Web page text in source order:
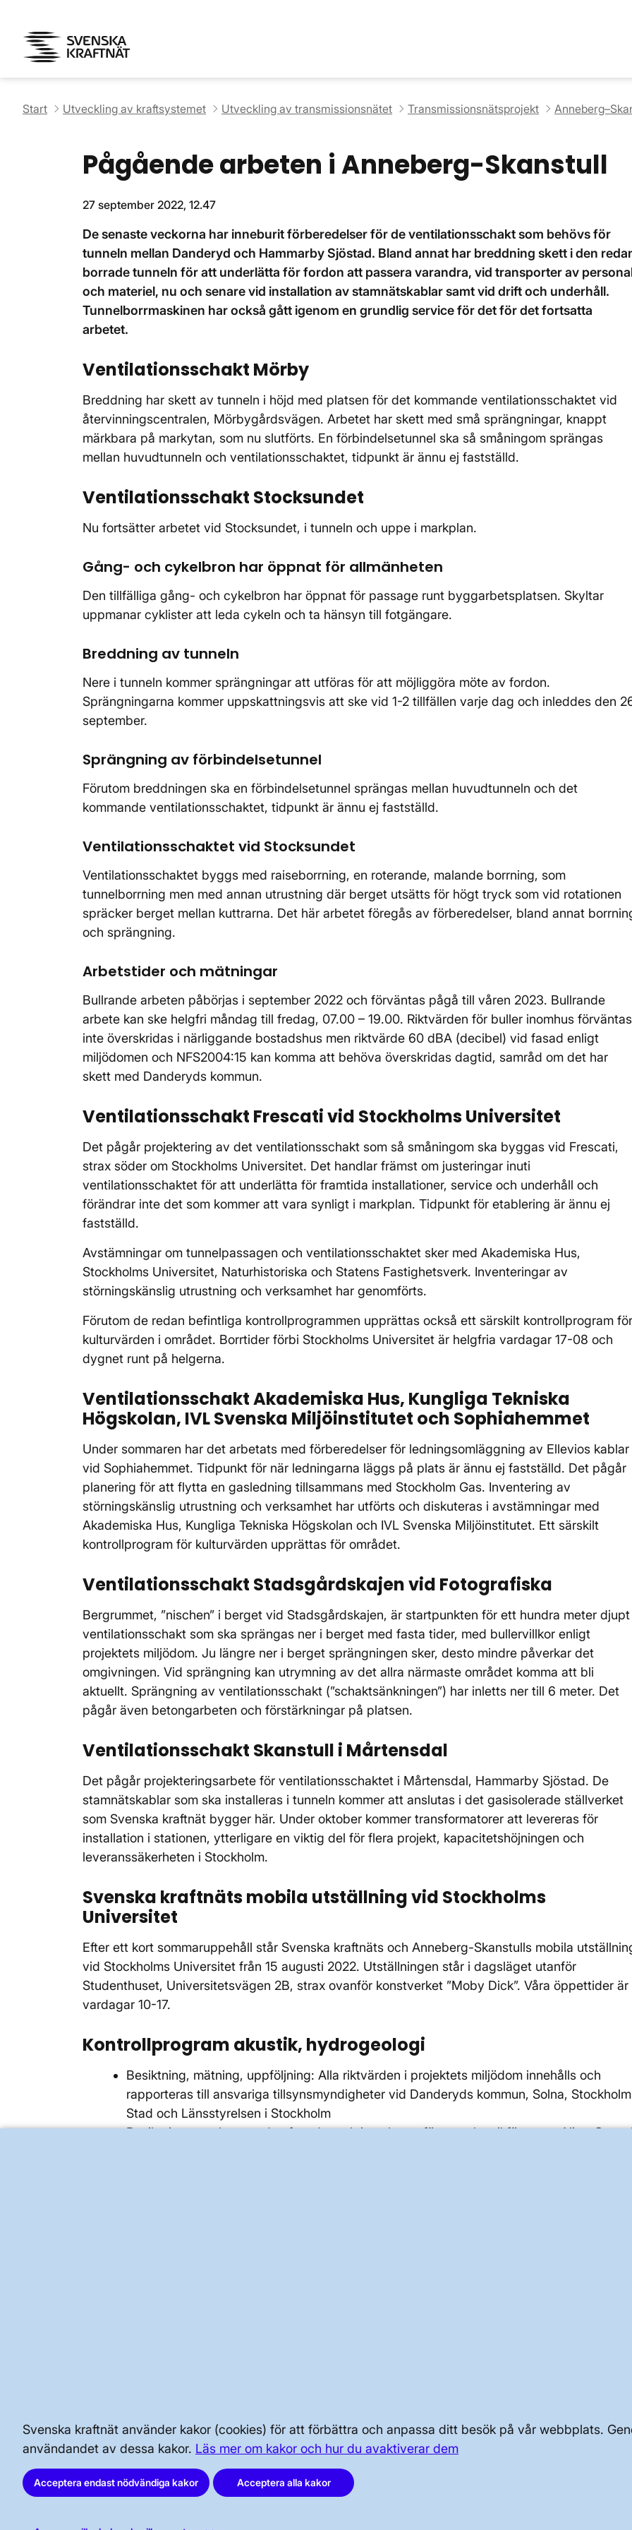
Svenska kraftnät använder kakor (cookies) för att förbättra och anpassa ditt besök på vår webbplats.
användandet av dessa kakor. Läs mer om kakor och hur du avaktiverar dem
Acceptera endast nödvändiga kakor Acceptera alla kakor
Start Utveckling av kraftsystemet Utveckling av transmissionsnätet Transmissionsnätsprojekt
Pågående arbeten i Anneberg-Skanstull
27 september 2022, 12.47
De senaste veckorna har inneburit förberedelser för de ventilationsschakt som behövs för
tunneln mellan Danderyd och Hammarby Sjöstad. Bland annat har breddning skett i den
borrade tunneln för att underlätta för fordon att passera varandra, vid transporter av
och materiel, nu och senare vid installation av stamnätskablar samt vid drift och underhåll.
Tunnelborrmaskinen har också gått igenom en grundlig service för det för det fortsatta
arbetet.
Ventilationsschakt Mörby
Breddning har skett av tunneln i höjd med platsen för det kommande ventilationsschaktet vid
återvinningscentralen, Mörbygårdsvägen. Arbetet har skett med små sprängningar, knappt
märkbara på markytan, som nu slutförts. En förbindelsetunnel ska så småningom sprängas
mellan huvudtunneln och ventilationsschaktet, tidpunkt är ännu ej fastställd.
Ventilationsschakt Stocksundet
Nu fortsätter arbetet vid Stocksundet, i tunneln och uppe i markplan.
Gång- och cykelbron har öppnat för allmänheten
Den tillfälliga gång- och cykelbron har öppnat för passage runt byggarbetsplatsen. Skyltar
uppmanar cyklister att leda cykeln och ta hänsyn till fotgängare.
Breddning av tunneln
Nere i tunneln kommer sprängningar att utföras för att möjliggöra möte av fordon.
Sprängningarna kommer uppskattningsvis att ske vid 1-2 tillfällen varje dag och inleddes den
september.
Sprängning av förbindelsetunnel
Förutom breddningen ska en förbindelsetunnel sprängas mellan huvudtunneln och det
kommande ventilationsschaktet, tidpunkt är ännu ej fastställd.
Ventilationsschaktet vid Stocksundet
Ventilationsschaktet byggs med raiseborrning, en roterande, malande borrning, som
tunnelborrning men med annan utrustning där berget utsätts för högt tryck som vid rotationen
spräcker berget mellan kuttrarna. Det här arbetet föregås av förberedelser, bland annat
och sprängning.
Arbetstider och mätningar
Bullrande arbeten påbörjas i september 2022 och förväntas pågå till våren 2023. Bullrande
arbete kan ske helgfri måndag till fredag, 07.00 – 19.00. Riktvärden för buller inomhus förväntas
inte överskridas i närliggande bostadshus men riktvärde 60 dBA (decibel) vid fasad enligt
miljödomen och NFS2004:15 kan komma att behöva överskridas dagtid, samråd om det har
skett med Danderyds kommun.
Ventilationsschakt Frescati vid Stockholms Universitet
Det pågår projektering av det ventilationsschakt som så småningom ska byggas vid Frescati,
strax söder om Stockholms Universitet. Det handlar främst om justeringar inuti
ventilationsschaktet för att underlätta för framtida installationer, service och underhåll och
förändrar inte det som kommer att vara synligt i markplan. Tidpunkt för etablering är ännu ej
fastställd.
Avstämningar om tunnelpassagen och ventilationsschaktet sker med Akademiska Hus,
Stockholms Universitet, Naturhistoriska och Statens Fastighetsverk. Inventeringar av
störningskänslig utrustning och verksamhet har genomförts.
Förutom de redan befintliga kontrollprogrammen upprättas också ett särskilt kontrollprogram för
kulturvärden i området. Borrtider förbi Stockholms Universitet är helgfria vardagar 17-08 och
dygnet runt på helgerna.
Ventilationsschakt Akademiska Hus, Kungliga Tekniska
Högskolan, IVL Svenska Miljöinstitutet och Sophiahemmet
Under sommaren har det arbetats med förberedelser för ledningsomläggning av Ellevios kablar
vid Sophiahemmet. Tidpunkt för när ledningarna läggs på plats är ännu ej fastställd. Det pågår
planering för att flytta en gasledning tillsammans med Stockholm Gas. Inventering av
störningskänslig utrustning och verksamhet har utförts och diskuteras i avstämningar med
Akademiska Hus, Kungliga Tekniska Högskolan och IVL Svenska Miljöinstitutet. Ett särskilt
kontrollprogram för kulturvärden upprättas för området.
Ventilationsschakt Stadsgårdskajen vid Fotografiska
Bergrummet, ”nischen” i berget vid Stadsgårdskajen, är startpunkten för ett hundra meter djupt
ventilationsschakt som ska sprängas ner i berget med fasta tider, med bullervillkor enligt
projektets miljödom. Ju längre ner i berget sprängningen sker, desto mindre påverkar det
omgivningen. Vid sprängning kan utrymning av det allra närmaste området komma att bli
aktuellt. Sprängning av ventilationsschakt (”schaktsänkningen”) har inletts ner till 6 meter. Det
pågår även betongarbeten och förstärkningar på platsen.
Ventilationsschakt Skanstull i Mårtensdal
Det pågår projekteringsarbete för ventilationsschaktet i Mårtensdal, Hammarby Sjöstad. De
stamnätskablar som ska installeras i tunneln kommer att anslutas i det gasisolerade ställverket
som Svenska kraftnät bygger här. Under oktober kommer transformatorer att levereras för
installation i stationen, ytterligare en viktig del för flera projekt, kapacitetshöjningen och
leveranssäkerheten i Stockholm.
Svenska kraftnäts mobila utställning vid Stockholms
Universitet
Efter ett kort sommaruppehåll står Svenska kraftnäts och Anneberg-Skanstulls mobila
vid Stockholms Universitet från 15 augusti 2022. Utställningen står i dagsläget utanför
Studenthuset, Universitetsvägen 2B, strax ovanför konstverket ”Moby Dick”. Våra öppettider är
vardagar 10-17.
Kontrollprogram akustik, hydrogeologi
Besiktning, mätning, uppföljning: Alla riktvärden i projektets miljödom innehålls och
rapporteras till ansvariga tillsynsmyndigheter vid Danderyds kommun, Solna,
Stad och Länsstyrelsen i Stockholm
Besiktningar av byggnader, fasader och inomhus utförs av akustikföretaget Nitro
BRA ATT VETA FÖR ALLMÄNHETEN